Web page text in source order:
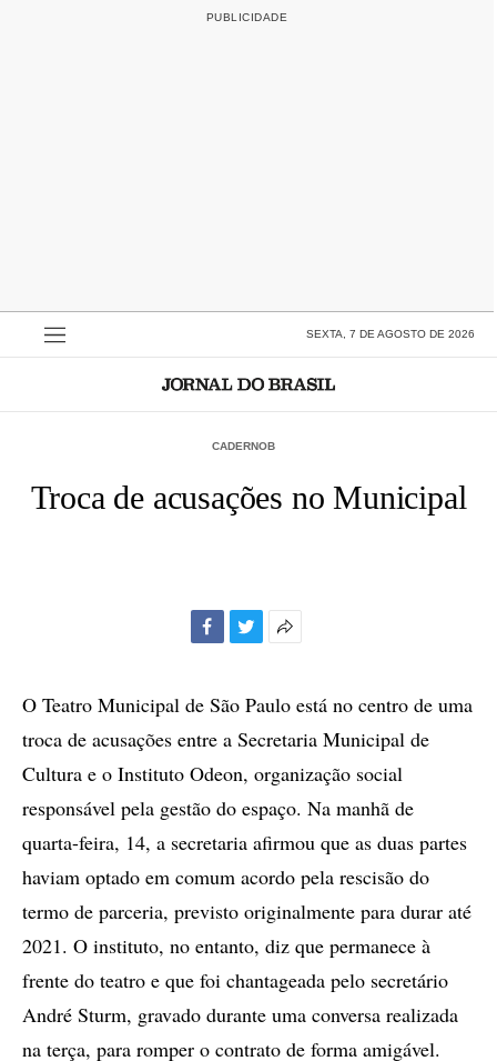
SEXTA, 7 DE AGOSTO DE 2026
CADERNOB
Troca de acusações no Municipal
compartilhamento
O Teatro Municipal de São Paulo está no centro de uma
troca de acusações entre a Secretaria Municipal de
Cultura e o Instituto Odeon, organização social
responsável pela gestão do espaço. Na manhã de
quarta-feira, 14, a secretaria afirmou que as duas partes
haviam optado em comum acordo pela rescisão do
termo de parceria, previsto originalmente para durar até
2021. O instituto, no entanto, diz que permanece à
frente do teatro e que foi chantageada pelo secretário
André Sturm, gravado durante uma conversa realizada
na terça, para romper o contrato de forma amigável.